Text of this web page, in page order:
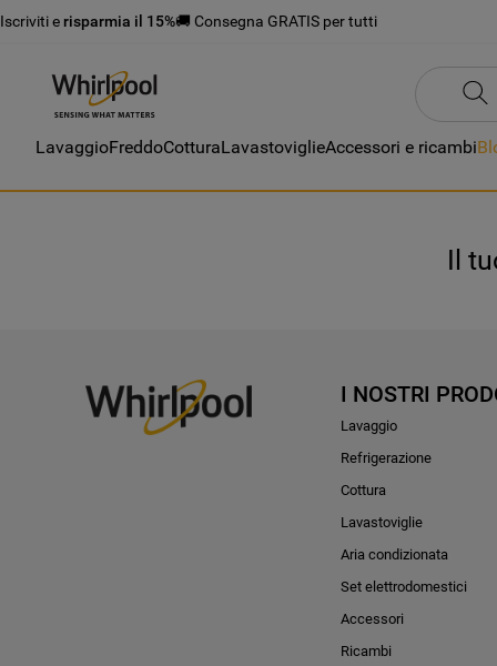
Iscriviti e risparmia il 15%🚚 Consegna GRATIS per tutti
LavaggioFreddoCotturaLavastoviglieAccessori e ricambi
Il
I NOSTRI
Lavaggio
Refrigerazione
Cottura
Lavastoviglie
Aria condizionata
Set elettrodomestici
Accessori
Ricambi